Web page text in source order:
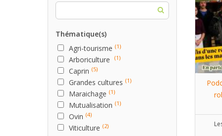
Thématique(s)
Agri-tourisme (1)
Arboriculture (1)
Caprin (5)
Grandes cultures (1)
Maraichage (1)
Mutualisation (1)
Ovin (4)
Viticulture (2)